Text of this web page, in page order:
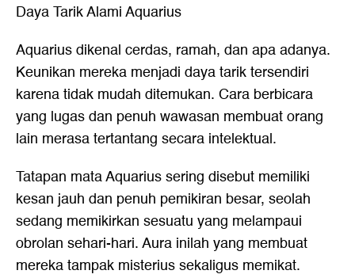
Daya Tarik Alami Aquarius
Aquarius dikenal cerdas, ramah, dan apa adanya.
Keunikan mereka menjadi daya tarik tersendiri
karena tidak mudah ditemukan. Cara berbicara
yang lugas dan penuh wawasan membuat orang
lain merasa tertantang secara intelektual.
Tatapan mata Aquarius sering disebut memiliki
kesan jauh dan penuh pemikiran besar, seolah
sedang memikirkan sesuatu yang melampaui
obrolan sehari-hari. Aura inilah yang membuat
mereka tampak misterius sekaligus memikat.